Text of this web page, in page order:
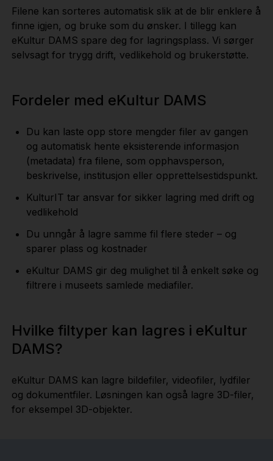
Filene kan sorteres automatisk slik at de blir enklere å
finne igjen, og bruke som du ønsker. I tillegg kan
eKultur DAMS spare deg for lagringsplass. Vi sørger
selvsagt for trygg drift, vedlikehold og brukerstøtte.
Fordeler med eKultur DAMS
Du kan laste opp store mengder filer av gangen
og automatisk hente eksisterende informasjon
(metadata) fra filene, som opphavsperson,
beskrivelse, institusjon eller opprettelsestidspunkt.
KulturIT tar ansvar for sikker lagring med drift og
vedlikehold
Du unngår å lagre samme fil flere steder – og
sparer plass og kostnader
eKultur DAMS gir deg mulighet til å enkelt søke og
filtrere i museets samlede mediafiler.
Hvilke filtyper kan lagres i eKultur
DAMS?
eKultur DAMS kan lagre bildefiler, videofiler, lydfiler
og dokumentfiler. Løsningen kan også lagre 3D-filer,
for eksempel 3D-objekter.